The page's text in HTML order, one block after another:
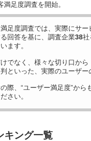
満足度調査を開始。
足度調査では、実際にサー
回答を基に、調査企業38社
ます。
でなく、様々な切り口から
といった、実際のユーザー
際、“ユーザー満足度”から
さい。
キング一覧